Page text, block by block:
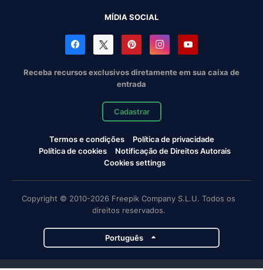
MÍDIA SOCIAL
Receba recursos exclusivos diretamente em sua caixa de
entrada
Cadastrar
Termos e condições
Política de privacidade
Política de cookies
Notificação de Direitos Autorais
Cookies settings
Copyright © 2010-2026 Freepik Company S.L.U. Todos os
direitos reservados.
Português